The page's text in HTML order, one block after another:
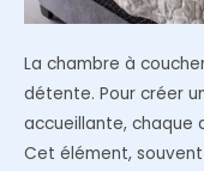
La chambre à
détente. Pour créer
accueillante, chaque
Cet élément,